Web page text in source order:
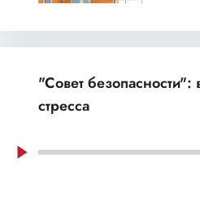
"Совет безопасности":
стресса